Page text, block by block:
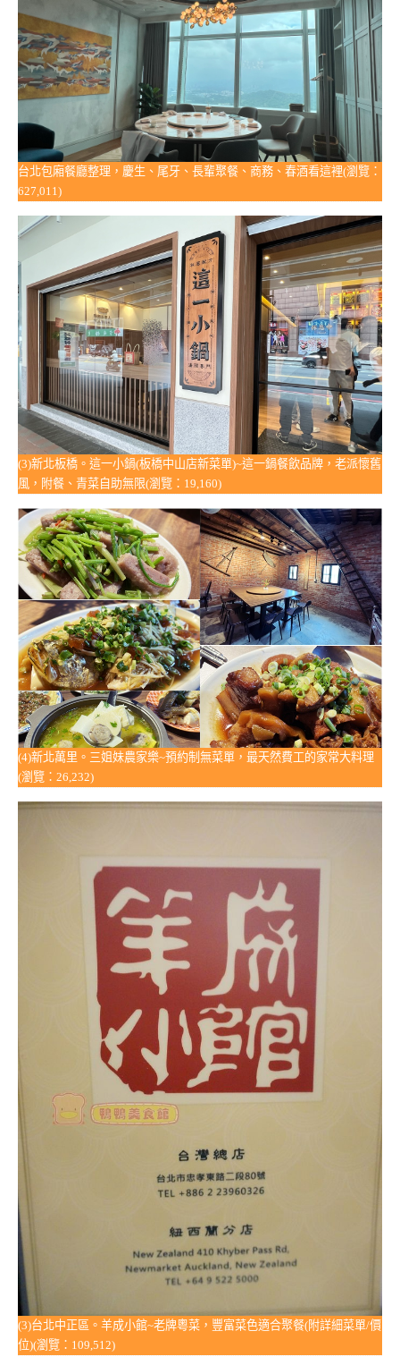
台北包廂餐廳整理，慶生、尾牙、長輩聚餐、商務、春酒看這裡(瀏覽：
627,011)
(3)新北板橋。這一小鍋(板橋中山店新菜單)~這一鍋餐飲品牌，老派懷舊
風，附餐、青菜自助無限(瀏覽：19,160)
(4)新北萬里。三姐妹農家樂~預約制無菜單，最天然費工的家常大料理
(瀏覽：26,232)
(3)台北中正區。羊成小館~老牌粵菜，豐富菜色適合聚餐(附詳細菜單/價
位)(瀏覽：109,512)